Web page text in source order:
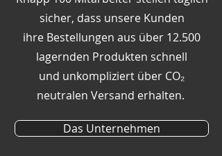
sicher, dass unsere Kunden
ihre Bestellungen aus über 12.500
lagernden Produkten schnell
und unkompliziert über CO₂
neutralen Versand erhalten.
Das Unternehmen